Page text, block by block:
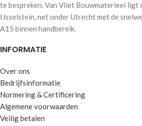
te bespreken. Van Vliet Bouwmaterieel ligt
IJsselstein, net onder Utrecht met de
A15 binnen handbereik.
INFORMATIE
Over ons
Bedrijfsinformatie
Normering & Certificering
Algemene voorwaarden
Veilig betalen